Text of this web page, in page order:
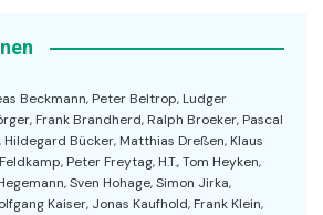
Beckmann, Peter Beltrop, Ludger
Frank Brandherd, Ralph Broeker, Pascal
Hildegard Bücker, Matthias Dreßen, Klaus
Peter Freytag, H.T., Tom Heyken,
Sven Hohage, Simon Jirka,
Kaiser, Jonas Kaufhold, Frank Klein,